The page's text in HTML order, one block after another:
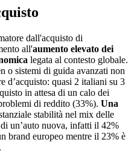
dall'acquisto di
all'aumento elevato dei
legata al contesto globale.
o sistemi di guida avanzati non
d’acquisto: quasi 2 italiani su 3
in attesa di un calo dei
di reddito (33%). Una
stabilità nel mix delle
un’auto nuova, infatti il 42%
brand europeo mentre il 23% è